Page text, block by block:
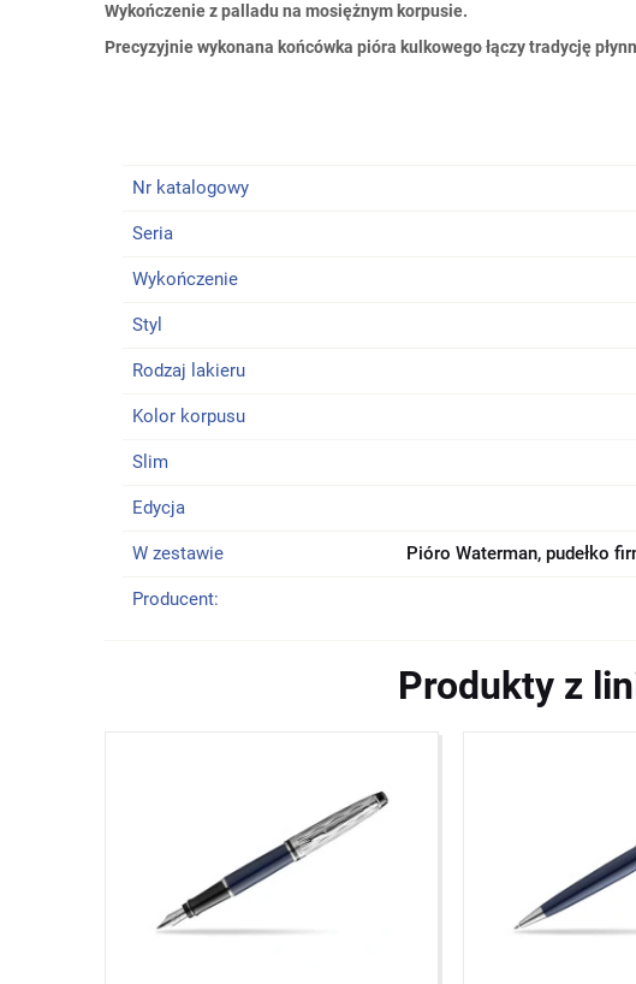
Wykończenie z palladu na mosiężnym korpusie.
Precyzyjnie wykonana końcówka pióra kulkowego łączy tradycję
Nr katalogowy
Seria
Wykończenie
Styl
Rodzaj lakieru
Kolor korpusu
Slim
Edycja
W zestawie Pióro Waterman, pudełko
Producent:
Produkty z